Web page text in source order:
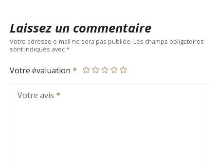
Laissez un commentaire
Votre adresse e-mail ne sera pas publiée. Les champs obligatoires
sont indiqués avec
Votre évaluation
Votre avis